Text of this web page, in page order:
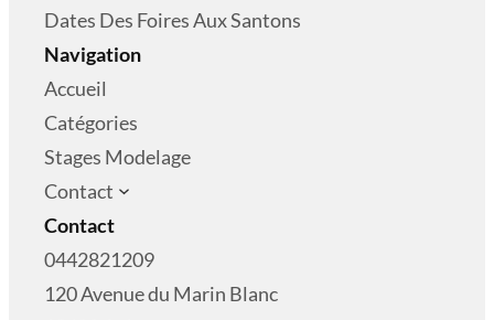
Dates Des Foires Aux Santons
Navigation
Accueil
Catégories
Stages Modelage
Contact
Contact
0442821209
120 Avenue du Marin Blanc